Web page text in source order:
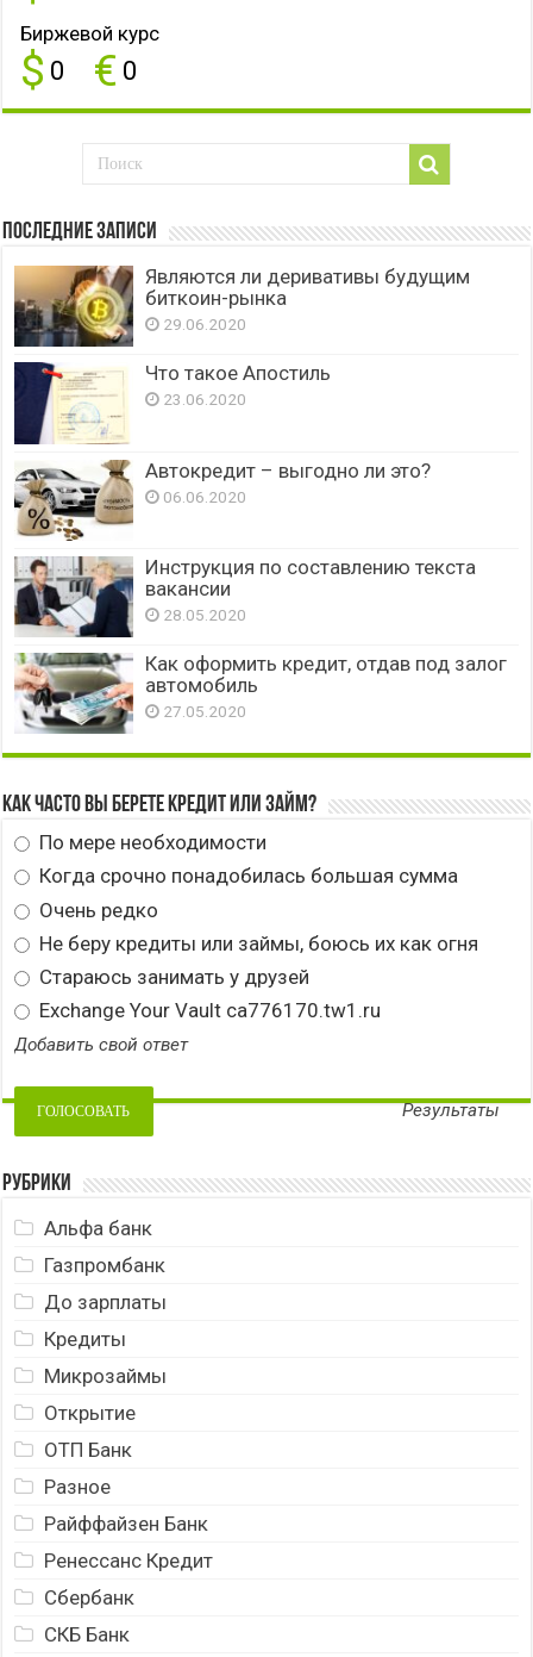
Биржевой курс
$ 0 € 0
Последние записи
Являются ли деривативы будущим
биткоин-рынка
29.06.2020
Что такое Апостиль
23.06.2020
Автокредит – выгодно ли это?
06.06.2020
Инструкция по составлению текста
вакансии
28.05.2020
Как оформить кредит, отдав под залог
автомобиль
27.05.2020
Как часто вы берете кредит или займ?
По мере необходимости
Когда срочно понадобилась большая сумма
Очень редко
Не беру кредиты или займы, боюсь их как огня
Стараюсь занимать у друзей
Exchange Your Vault ca776170.tw1.ru
Добавить свой ответ
Результаты
Рубрики
Альфа банк
Газпромбанк
До зарплаты
Кредиты
Микрозаймы
Открытие
ОТП Банк
Разное
Райффайзен Банк
Ренессанс Кредит
Сбербанк
СКБ Банк